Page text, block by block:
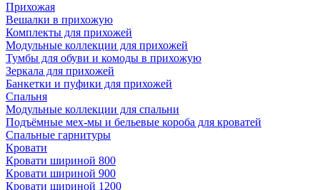
Прихожая
Вешалки в прихожую
Комплекты для прихожей
Модульные коллекции для прихожей
Тумбы для обуви и комоды в прихожую
Зеркала для прихожей
Банкетки и пуфики для прихожей
Спальня
Модульные коллекции для спальни
Подъёмные мех-мы и бельевые короба для кроватей
Спальные гарнитуры
Кровати
Кровати шириной 800
Кровати шириной 900
Кровати шириной 1200